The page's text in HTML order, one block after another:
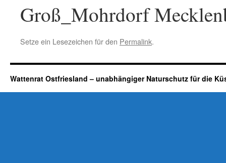
Groß_Mohrdorf
Setze ein Lesezeichen für den Permalink.
Wattenrat Ostfriesland – unabhängiger Naturschutz für die